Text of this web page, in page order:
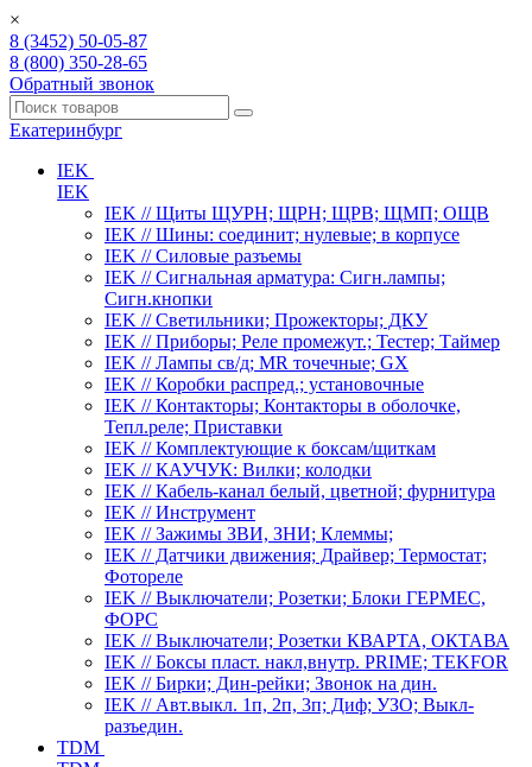
×
8 (3452) 50-05-87
8 (800) 350-28-65
Обратный звонок
Екатеринбург
IEK
IEK
IEK // Щиты ЩУРН; ЩРН; ЩРВ; ЩМП; ОЩВ
IEK // Шины: соединит; нулевые; в корпусе
IEK // Силовые разъемы
IEK // Сигнальная арматура: Сигн.лампы;
Сигн.кнопки
IEK // Светильники; Прожекторы; ДКУ
IEK // Приборы; Реле промежут.; Тестер; Таймер
IEK // Лампы св/д; MR точечные; GX
IEK // Коробки распред.; установочные
IEK // Контакторы; Контакторы в оболочке,
Тепл.реле; Приставки
IEK // Комплектующие к боксам/щиткам
IEK // КАУЧУК: Вилки; колодки
IEK // Кабель-канал белый, цветной; фурнитура
IEK // Инструмент
IEK // Зажимы ЗВИ, ЗНИ; Клеммы;
IEK // Датчики движения; Драйвер; Термостат;
Фотореле
IEK // Выключатели; Розетки; Блоки ГЕРМЕС,
ФОРС
IEK // Выключатели; Розетки КВАРТА, ОКТАВА
IEK // Боксы пласт. накл,внутр. PRIME; TEKFOR
IEK // Бирки; Дин-рейки; Звонок на дин.
IEK // Авт.выкл. 1п, 2п, 3п; Диф; УЗО; Выкл-
разъедин.
TDM